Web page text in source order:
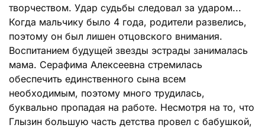
творчеством. Удар судьбы следовал за ударом...
Когда мальчику было 4 года, родители развелись,
поэтому он был лишен отцовского внимания.
Воспитанием будущей звезды эстрады занималась
мама. Серафима Алексеевна стремилась
обеспечить единственного сына всем
необходимым, поэтому много трудилась,
буквально пропадая на работе. Несмотря на то, что
Глызин большую часть детства провел с бабушкой,